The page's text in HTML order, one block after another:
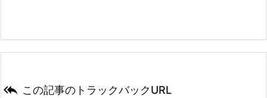
 この記事のトラックバックURL